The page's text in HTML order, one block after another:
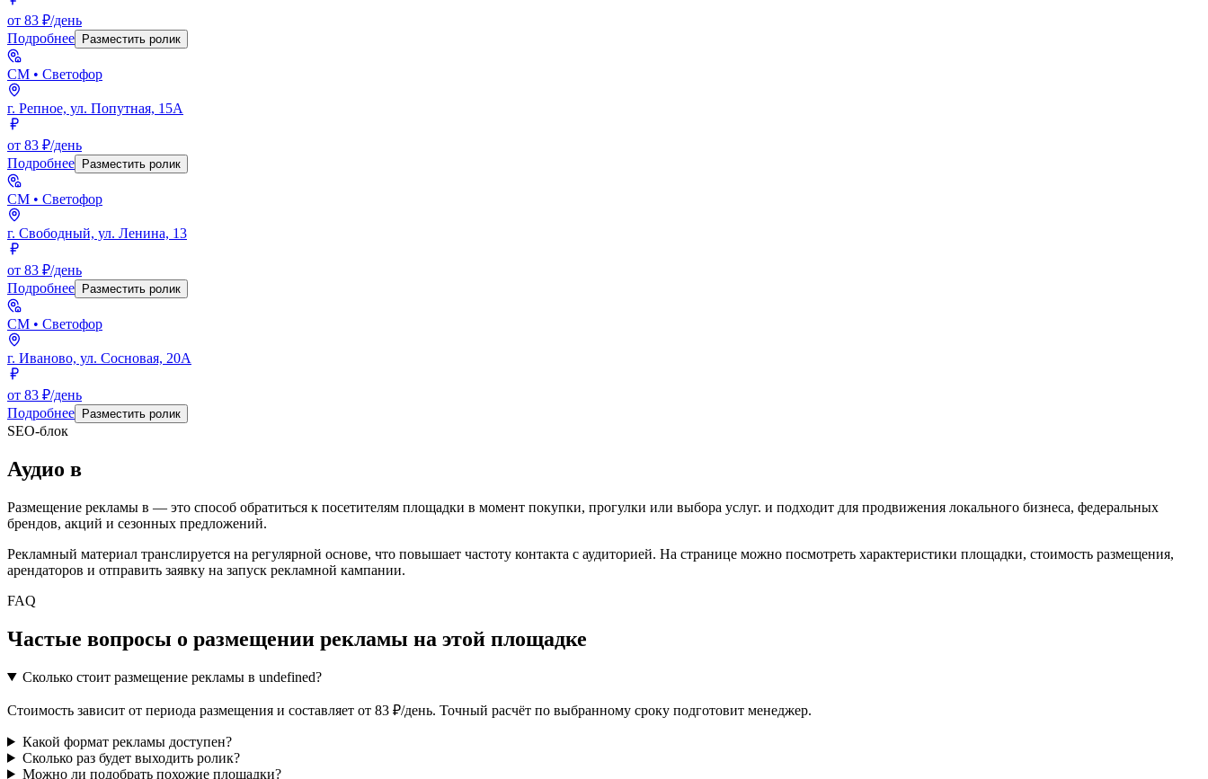
от 83 ₽/день
Подробнее
Разместить ролик
СМ • Светофор
г. Репное, ул. Попутная, 15А
от 83 ₽/день
Подробнее
Разместить ролик
СМ • Светофор
г. Свободный, ул. Ленина, 13
от 83 ₽/день
Подробнее
Разместить ролик
СМ • Светофор
г. Иваново, ул. Сосновая, 20А
от 83 ₽/день
Подробнее
Разместить ролик
SEO-блок
Аудио в
Размещение рекламы в — это способ обратиться к посетителям площадки в момент покупки, прогулки или выбора услуг. и подходит для продвижения локального бизнеса, федеральных
брендов, акций и сезонных предложений.
Рекламный материал транслируется на регулярной основе, что повышает частоту контакта с аудиторией. На странице можно посмотреть характеристики площадки, стоимость размещения,
арендаторов и отправить заявку на запуск рекламной кампании.
FAQ
Частые вопросы о размещении рекламы на этой площадке
Сколько стоит размещение рекламы в undefined?
Стоимость зависит от периода размещения и составляет от 83 ₽/день. Точный расчёт по выбранному сроку подготовит менеджер.
Какой формат рекламы доступен?
Сколько раз будет выходить ролик?
Можно ли подобрать похожие площадки?